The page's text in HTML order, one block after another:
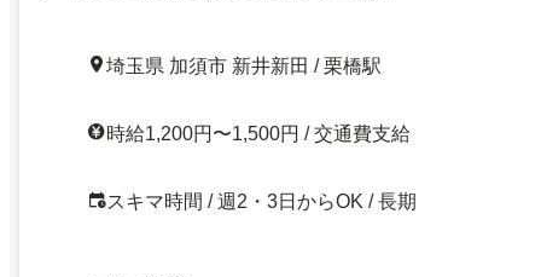
埼玉県 加須市 新井新田 / 栗橋駅
時給1,200円〜1,500円 / 交通費支給
スキマ時間 / 週2・3日からOK / 長期